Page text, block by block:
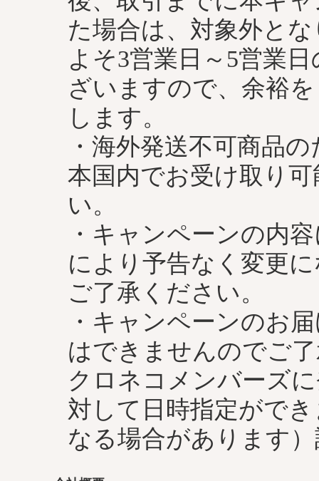
た場合は、対象外と
よそ3営業日～5営業
ざいますので、余裕
します。
・海外発送不可商品
本国内でお受け取り
い。
・キャンペーンの内
により予告なく変更
ご了承ください。
・キャンペーンのお
はできませんのでご
クロネコメンバーズ
対して日時指定がで
なる場合があります